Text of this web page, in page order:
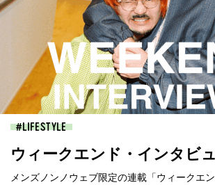
LIFESTYLE
ウィークエンド・インタビ
メンズノンノウェブ限定の連載「ウィークエ